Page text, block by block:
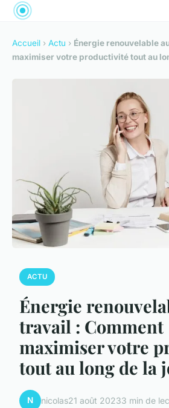
Accueil › Actu › Énergie renouvelable
maximiser votre productivité tout au
ACTU
Énergie
travail : Comment
maximiser votre
tout au long de la
N nicolas21 août 20233 min de